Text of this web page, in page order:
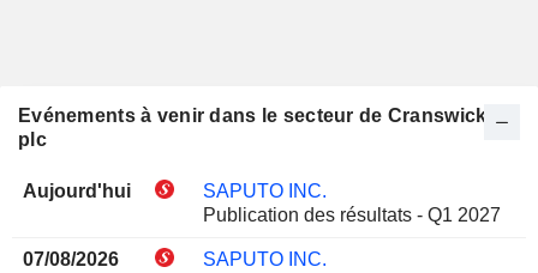
Evénements à venir dans le secteur de Cranswick
plc
Aujourd'hui
SAPUTO INC.
Publication des résultats - Q1 2027
07/08/2026
SAPUTO INC.